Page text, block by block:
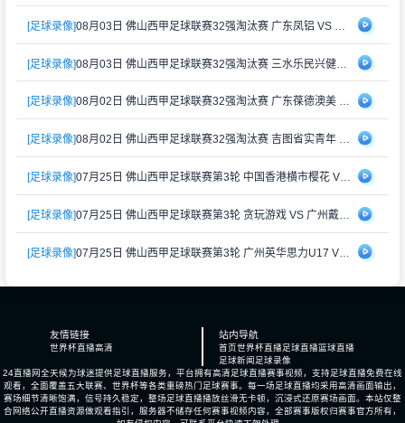
[足球录像]
[足球录像] 08月03日 佛山西甲足球联赛32强淘汰赛 三水乐民兴健力宝 VS 中国澳门澳科精英 全场录像
[足球录像] 08月02日 佛山西甲足球联赛32强淘汰赛 广东葆德澳美 VS 白坭兴龙 全场录像
[足球录像] 08月02日 佛山西甲足球联赛32强淘汰赛 吉图省实青年 VS 德兢艾捷斯 全场录像
[足球录像] 07月25日 佛山西甲足球联赛第3轮 中国香港横市樱花 VS 吉图省实青年 全场录像
[足球录像] 07月25日 佛山西甲足球联赛第3轮 贪玩游戏 VS 广州戴拿模 全场录像
[足球录像] 07月25日 佛山西甲足球联赛第3轮 广州英华思力U17 VS 三水强鸿轩青年 全场录像
友情链接
世界杯直播高清
站内导航
首页世界杯直播足球直播篮球直播
足球新闻足球录像
24直播网全天候为球迷提供足球直播服务，平台拥有高清足球直播赛事视频，支持足球直播免费在线
观看，全面覆盖五大联赛、世界杯等各类重磅热门足球赛事。每一场足球直播均采用高清画面输出，
赛场细节清晰饱满，信号持久稳定，整场足球直播播放丝滑无卡顿，沉浸式还原赛场画面。本站仅整
合网络公开直播资源做观看指引，服务器不储存任何赛事视频内容，全部赛事版权归赛事官方所有，